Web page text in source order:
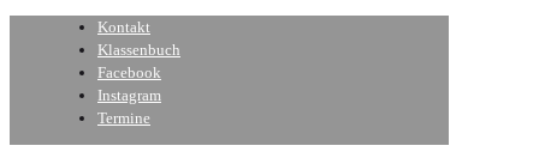
Kontakt
Klassenbuch
Facebook
Instagram
Termine